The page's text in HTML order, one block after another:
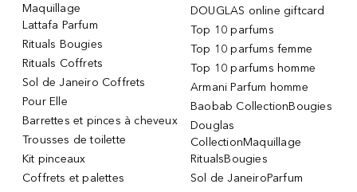
Maquillage
Lattafa Parfum
Rituals Bougies
Rituals Coffrets
Sol de Janeiro Coffrets
Pour Elle
Barrettes et pinces à cheveux
Trousses de toilette
Kit pinceaux
Coffrets et palettes
DOUGLAS online giftcard
Top 10 parfums
Top 10 parfums femme
Top 10 parfums homme
Armani Parfum homme
Baobab CollectionBougies
Douglas
CollectionMaquillage
RitualsBougies
Sol de JaneiroParfum